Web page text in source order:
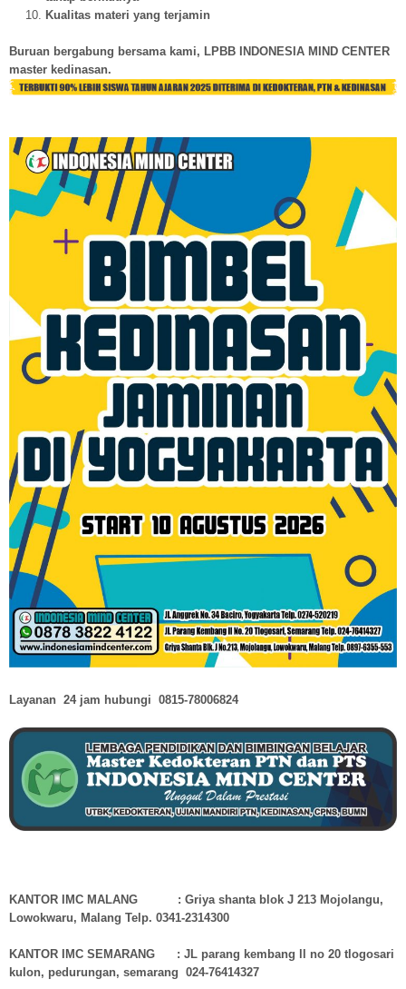
Kualitas materi yang terjamin
Buruan bergabung bersama kami, LPBB INDONESIA MIND CENTER
master kedinasan.
Layanan 24 jam hubungi 0815-78006824
KANTOR IMC MALANG : Griya shanta blok J 213 Mojolangu,
Lowokwaru, Malang Telp. 0341-2314300
KANTOR IMC SEMARANG : JL parang kembang ll no 20 tlogosari
kulon, pedurungan, semarang 024-76414327